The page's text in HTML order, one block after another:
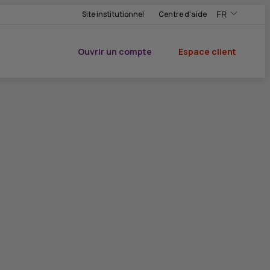
Site institutionnel Centre d'aide FR
,Version
,Changer de
Ouvrir un compte
Espace client